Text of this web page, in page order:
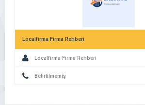
Localfirma Firma Rehberi
Localfirma Firma Rehberi
Belirtilmemiş